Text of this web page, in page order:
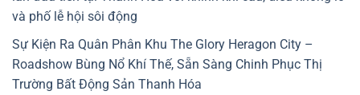
và phố lễ hội sôi động
Sự Kiện Ra Quân Phân Khu The Glory Heragon City –
Roadshow Bùng Nổ Khí Thế, Sẵn Sàng Chinh Phục Thị
Trường Bất Động Sản Thanh Hóa